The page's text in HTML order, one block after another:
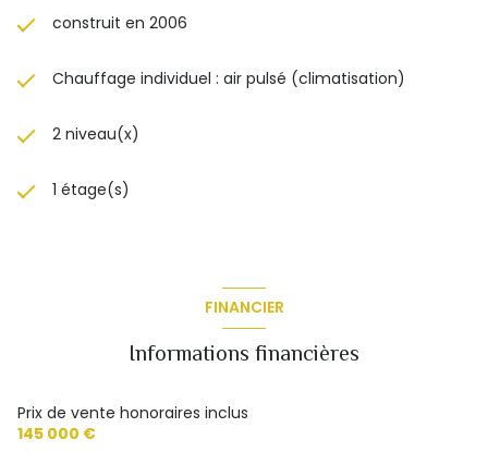
construit en 2006
Chauffage individuel : air pulsé (climatisation)
2 niveau(x)
1 étage(s)
FINANCIER
Informations financières
Prix de vente honoraires inclus
145 000 €